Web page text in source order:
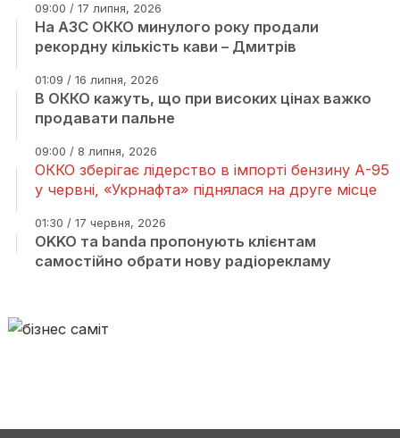
09:00 / 17 липня, 2026
На АЗС ОККО минулого року продали
рекордну кількість кави – Дмитрів
01:09 / 16 липня, 2026
В ОККО кажуть, що при високих цінах важко
продавати пальне
09:00 / 8 липня, 2026
ОККО зберігає лідерство в імпорті бензину А-95
у червні, «Укрнафта» піднялася на друге місце
01:30 / 17 червня, 2026
OKKO та banda пропонують клієнтам
самостійно обрати нову радіорекламу